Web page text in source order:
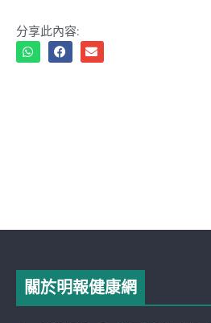
分享此內容:
關於明報健康網